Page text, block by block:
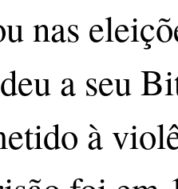
nas
a seu
à